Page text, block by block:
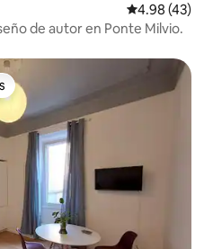
Calificación
4.98 (43)
de autor en Ponte Milvio.
huéspedes